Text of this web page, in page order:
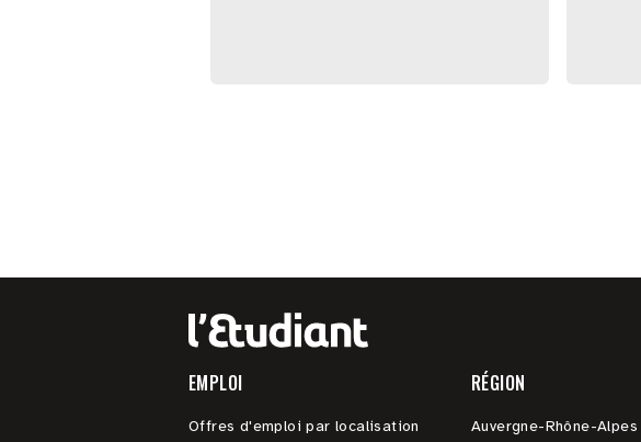
EMPLOI
Offres d'emploi par localisation
RÉGION
Auvergne-Rhône-Alpes